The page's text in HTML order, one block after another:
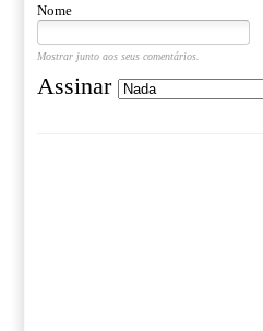
Nome
Mostrar junto aos seus comentários.
Assinar